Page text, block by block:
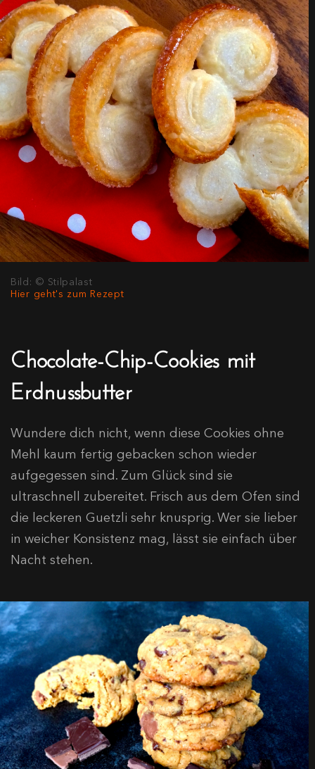
Bild: © Stilpalast
Hier geht's zum Rezept
Chocolate-Chip-Cookies mit
Erdnussbutter
Wundere dich nicht, wenn diese Cookies ohne
Mehl kaum fertig gebacken schon wieder
aufgegessen sind. Zum Glück sind sie
ultraschnell zubereitet. Frisch aus dem Ofen sind
die leckeren Guetzli sehr knusprig. Wer sie lieber
in weicher Konsistenz mag, lässt sie einfach über
Nacht stehen.